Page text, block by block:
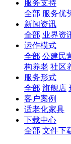
服务支持
全部 服务优
新闻资讯
全部 业界资
运作模式
全部 公建民
构养老 社区
服务形式
全部 旗舰店
客户案例
适老化家具
下载中心
全部 文件下